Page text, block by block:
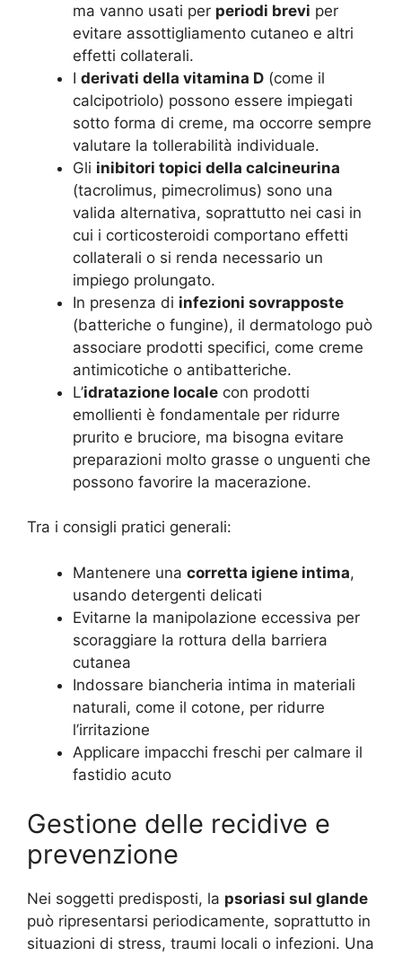
ma vanno usati per periodi brevi per
evitare assottigliamento cutaneo e altri
effetti collaterali.
I derivati della vitamina D (come il
calcipotriolo) possono essere impiegati
sotto forma di creme, ma occorre sempre
valutare la tollerabilità individuale.
Gli inibitori topici della calcineurina
(tacrolimus, pimecrolimus) sono una
valida alternativa, soprattutto nei casi in
cui i corticosteroidi comportano effetti
collaterali o si renda necessario un
impiego prolungato.
In presenza di infezioni sovrapposte
(batteriche o fungine), il dermatologo può
associare prodotti specifici, come creme
antimicotiche o antibatteriche.
L’idratazione locale con prodotti
emollienti è fondamentale per ridurre
prurito e bruciore, ma bisogna evitare
preparazioni molto grasse o unguenti che
possono favorire la macerazione.
Tra i consigli pratici generali:
Mantenere una corretta igiene intima,
usando detergenti delicati
Evitarne la manipolazione eccessiva per
scoraggiare la rottura della barriera
cutanea
Indossare biancheria intima in materiali
naturali, come il cotone, per ridurre
l’irritazione
Applicare impacchi freschi per calmare il
fastidio acuto
Gestione delle recidive e
prevenzione
Nei soggetti predisposti, la psoriasi sul glande
può ripresentarsi periodicamente, soprattutto in
situazioni di stress, traumi locali o infezioni. Una